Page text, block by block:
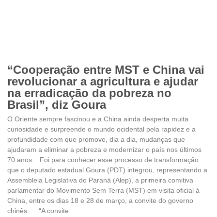
“Cooperação entre MST e China vai
revolucionar a agricultura e ajudar
na erradicação da pobreza no
Brasil”, diz Goura
O Oriente sempre fascinou e a China ainda desperta muita
curiosidade e surpreende o mundo ocidental pela rapidez e a
profundidade com que promove, dia a dia, mudanças que
ajudaram a eliminar a pobreza e modernizar o país nos últimos
70 anos. Foi para conhecer esse processo de transformação
que o deputado estadual Goura (PDT) integrou, representando a
Assembleia Legislativa do Paraná (Alep), a primeira comitiva
parlamentar do Movimento Sem Terra (MST) em visita oficial à
China, entre os dias 18 e 28 de março, a convite do governo
chinês. “A convite